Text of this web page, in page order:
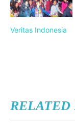
Veritas Indonesia
RELATED